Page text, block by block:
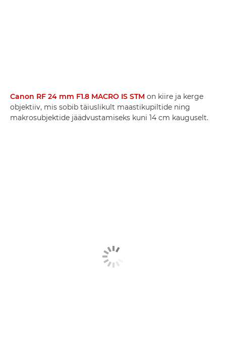
Canon RF 24 mm F1.8 MACRO IS STM on kiire ja kerge
objektiiv, mis sobib täiuslikult maastikupiltide ning
makrosubjektide jäädvustamiseks kuni 14 cm kauguselt.